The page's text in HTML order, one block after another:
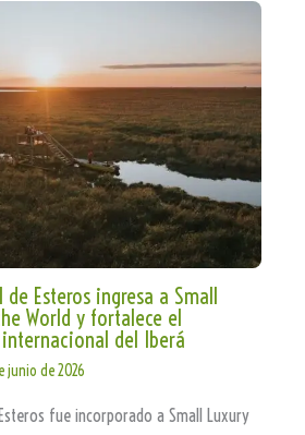
Esteros ingresa a Small
World y fortalece el
del Iberá
junio de 2026
fue incorporado a Small Luxury